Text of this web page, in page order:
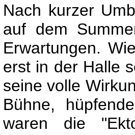
Nach kurzer
auf dem
Erwartungen.
erst in der Halle
seine volle
Bühne,
waren die